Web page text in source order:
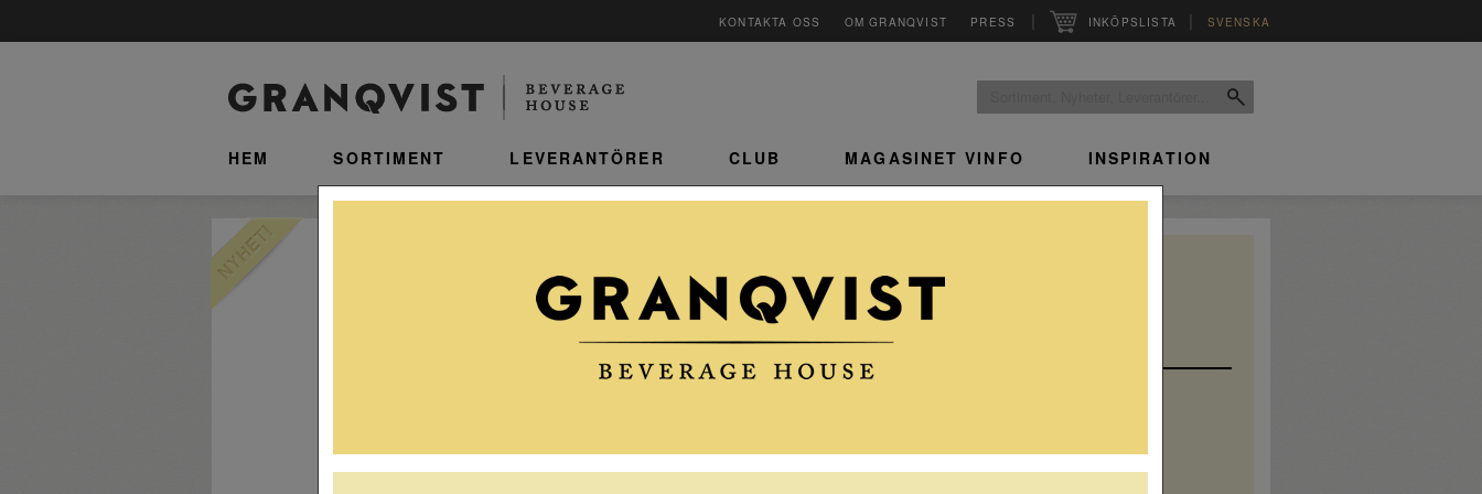
KONTAKTA OSS OM GRANQVIST PRESS | INKÖPSLISTA | SVENSKA
HEM SORTIMENT LEVERANTÖRER CLUB MAGASINET VINFO INSPIRATION
DOMAINE DE SACY
SANCERRE BLANC
kombinerar druvans karakteristiska